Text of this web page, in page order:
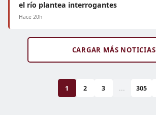
el río plantea interrogantes
Hace 20h
CARGAR MÁS NOTICIAS
1 2 3 ... 305